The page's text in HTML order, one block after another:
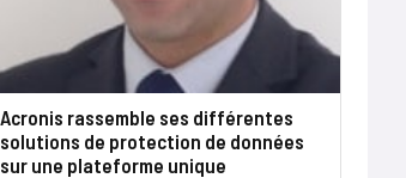
Acronis rassemble ses différentes
solutions de protection de données
sur une plateforme unique